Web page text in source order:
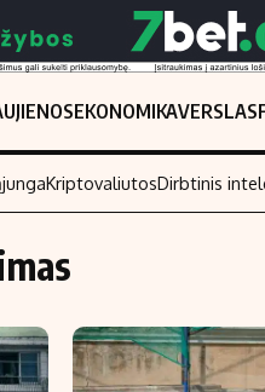
EKONOMIKAVERSLAS
Investavimas
Akcijų rinka
KriptovaliutosDirbtinis